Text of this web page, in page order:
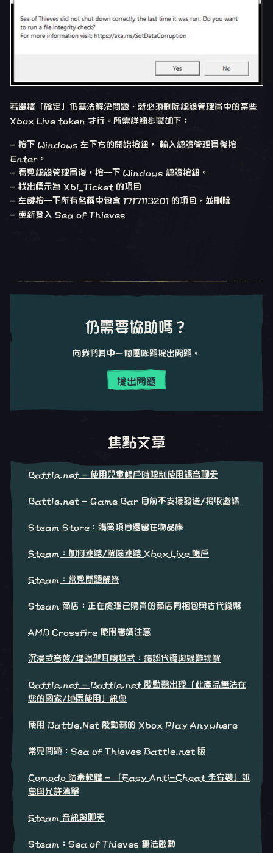
若選擇「確定」仍無法解決問題，就必須刪除認證管理員中的某些
Xbox Live token 才行。所需詳細步驟如下：
- 按下 Windows 左下方的開始按鈕， 輸入認證管理員後按
Enter。
- 看見認證管理員後，按一下 Windows 認證按鈕。
- 找出標示為 Xbl_Ticket 的項目
- 左鍵按一下所有名稱中包含 1717113201 的項目，並刪除
- 重新登入 Sea of Thieves
仍需要協助嗎？
向我們其中一個團隊題提出問題。
提出問題
焦點文章
Battle.net - 使用兒童帳戶時限制使用語音聊天
Battle.net - Game Bar 目前不支援發送/接收邀請
Steam Store：購買項目還留在物品庫
Steam：如何連結/解除連結 Xbox Live 帳戶
Steam：常見問題解答
Steam 商店：正在處理已購買的商店同捆包與古代錢幣
AMD Crossfire 使用者請注意
沉浸式音效/增強型耳機模式：錯誤代碼與疑難排解
Battle.net - Battle.net 啟動器出現「此產品無法在
您的國家/地區使用」訊息
使用 Battle.Net 啟動器的 Xbox Play Anywhere
常見問題：Sea of Thieves Battle.net 版
Comodo 防毒軟體 - 「Easy Anti-Cheat 未安裝」訊
息與允許清單
Steam 音訊與聊天
Steam：Sea of Thieves 無法啟動